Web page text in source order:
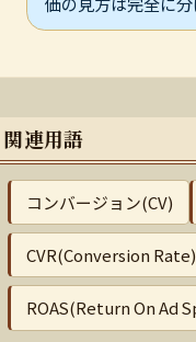
関連用語
コンバージョン(CV)
CVR(Conversion Rate)
ROAS(Return On Ad